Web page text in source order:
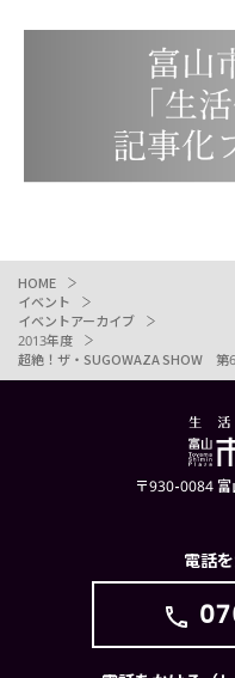
HOME
イベント
イベントアーカイブ
2013年度
超絶！ザ・SUGOWAZA SHOW 第
〒930-0084
電話